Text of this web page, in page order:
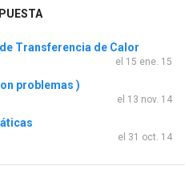
Transferencia de Calor
el 15 ene. 15
problemas )
el 13 nov. 14
el 31 oct. 14